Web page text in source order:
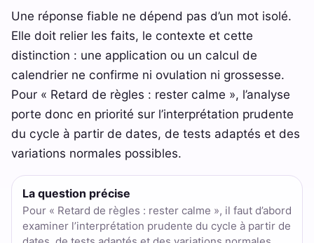
Une réponse fiable ne dépend pas d’un mot isolé.
Elle doit relier les faits, le contexte et cette
distinction : une application ou un calcul de
calendrier ne confirme ni ovulation ni grossesse.
Pour « Retard de règles : rester calme », l’analyse
porte donc en priorité sur l’interprétation prudente
du cycle à partir de dates, de tests adaptés et des
variations normales possibles.
La question précise
Pour « Retard de règles : rester calme », il faut d’abord
examiner l’interprétation prudente du cycle à partir de